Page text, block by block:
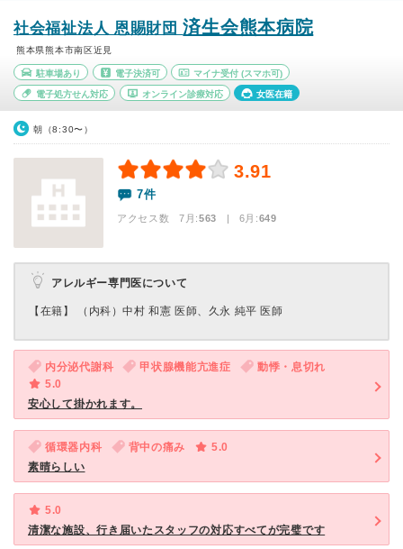
社会福祉法人 恩賜財団済生会熊本病院
熊本県熊本市南区近見
駐車場あり 電子決済可 マイナ受付 (スマホ可)
電子処方せん対応 オンライン診療対応 女医在籍
朝（8:30〜）
3.91
7件
アクセス数 7月:563 | 6月:649
アレルギー専門医について
【在籍】 （内科）中村 和憲 医師、久永 純平 医師
内分泌代謝科 甲状腺機能亢進症
動悸・息切れ
5.0
安心して掛かれます。
循環器内科 背中の痛み
5.0
素晴らしい
5.0
清潔な施設、行き届いたスタッフの対応すべてが完璧です